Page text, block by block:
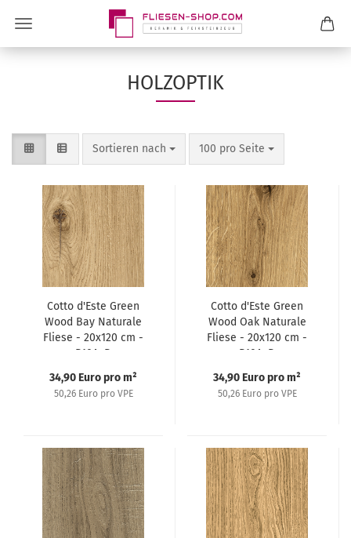
HOLZOPTIK
Sortieren nach 100 pro Seite
Cotto d'Este Green
Wood Bay Naturale
Fliese - 20x120 cm -
R10A+B
34,90 Euro pro m²
50,26 Euro pro VPE
Cotto d'Este Green
Wood Oak Naturale
Fliese - 20x120 cm -
R10A+B
34,90 Euro pro m²
50,26 Euro pro VPE